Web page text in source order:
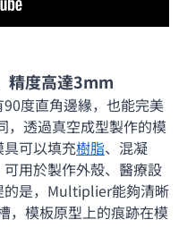
精度高達3mm
度直角邊緣，也能完美
透過真空成型製作的模
可以填充樹脂、混凝
用於製作外殼、醫療設
是， Multiplier能夠清晰
，模板原型上的痕跡在模